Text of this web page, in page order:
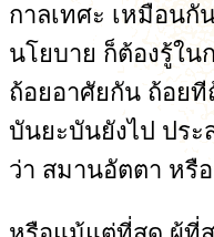
กาลเทศะ เหมือนกั
นโยบาย ก็ต้องรู้ใน
ถ้อยอาศัยกัน ถ้อย
บันยะบันยังไป ประ
ว่า สมานอัตตา หรื